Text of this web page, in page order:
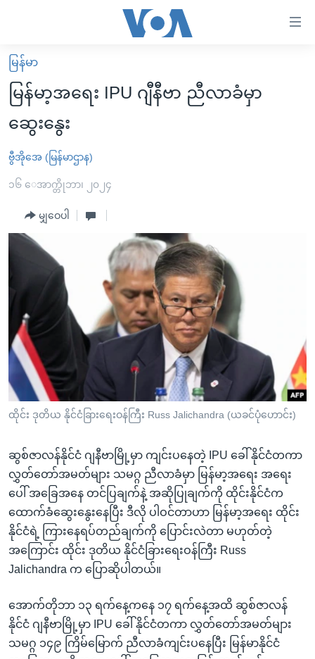
လွယ်ကူ
စေ
Link
များ
ပင်မ
ညွန်း
စာမျက်နှာ
ကျော်
ကြည့်
ရှာဖွေ
ရန်
နေရာ
သို့
ကျော်
ရန်
မူလစာမျက်နှာ
မြန်မာ
ကမ္ဘာ့သတင်းများ
နိုင်ငံတကာ
အစ္စရေး-ပါလက်စတိုင်း
ဗွီဒီယို
သတင်းလွတ်လပ်ခွင့်
အင်္ဂလိပ်စာလေ့လာမယ်
အမေရိကန်သုံးအီဒီယံ
မကြေးမုံရဲ့ အင်္ဂလိပ်စာ
ရုပ်ရှင်ထဲက အင်္ဂလိပ်စာ
သုတပဒေသာ အင်္ဂလိပ်စာ
အပတ်စဉ်ကဏ္ဍများ
ရေဒီယို
ရေဒီယိုနှင့်ရုပ်သံ အချက်အလက်များ
ရေဒီယို/တီဗွီအစီအစဉ်
Learning English
ဗွီအိုအေ လူမှုကွန်ယက်များ
ဘာသာစကားများ
မြန်မာ
မြန်မာ့အရေး IPU ဂျီနီဗာ ညီလာခံမှာ
ဆွေးနွေး
ဗွီအိုအေ (မြန်မာဌာန)
၁၆ ေအာက္တိုဘာ၊ ၂၀၂၄
မျှဝေပါ
ထိုင်း ဒုတိယ နိုင်ငံခြားရေးဝန်ကြီး Russ Jalichandra (ယခင်ပုံဟောင်း)
ဆွစ်ဇာလန်နိုင်ငံ ဂျနီဗာမြို့မှာ ကျင်းပနေတဲ့ IPU ခေါ် နိုင်ငံတကာ
လွှတ်တော်အမတ်များ သမဂ္ဂ ညီလာခံမှာ မြန်မာ့အရေး အရေး
ပေါ် အခြေအနေ တင်ပြချက်နဲ့ အဆိုပြုချက်ကို ထိုင်းနိုင်ငံက
ထောက်ခံဆွေးနွေးနေပြီး ဒီလို ပါဝင်တာဟာ မြန်မာ့အရေး ထိုင်း
နိုင်ငံရဲ့ ကြားနေရပ်တည်ချက်ကို ပြောင်းလဲတာ မဟုတ်တဲ့
အကြောင်း ထိုင်း ဒုတိယ နိုင်ငံခြားရေးဝန်ကြီး Russ
Jalichandra က ပြောဆိုပါတယ်။
အောက်တိုဘာ ၁၃ ရက်နေ့ကနေ ၁၇ ရက်နေ့အထိ ဆွစ်ဇာလန်
နိုင်ငံ ဂျနီဗာမြို့မှာ IPU ခေါ် နိုင်ငံတကာ လွှတ်တော်အမတ်များ
သမဂ္ဂ ၁၄၉ ကြိမ်မြောက် ညီလာခံကျင်းပနေပြီး မြန်မာနိုင်ငံ